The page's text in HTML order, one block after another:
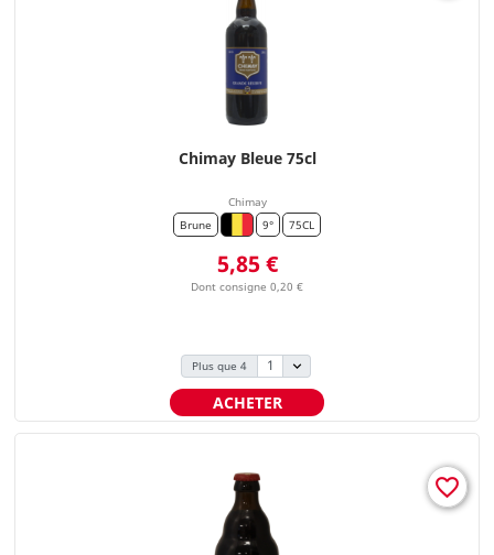
Chimay Bleue 75cl
Chimay
Brune
9° 75CL
Prix
5,85 €
Dont consigne 0,20 €
Plus que 4
ACHETER
favorite_border